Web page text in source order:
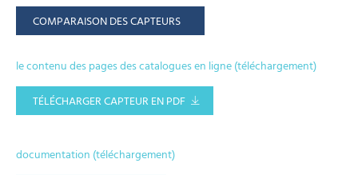
COMPARAISON DES CAPTEURS
le contenu des pages des catalogues en ligne (téléchargement)
TÉLÉCHARGER CAPTEUR EN PDF
documentation (téléchargement)